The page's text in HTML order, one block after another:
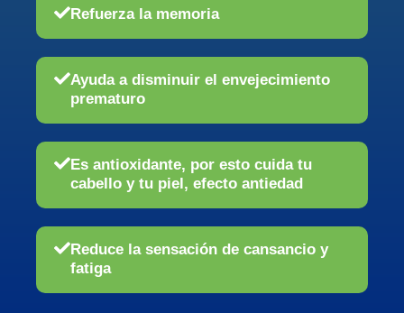
Refuerza la memoria
Ayuda a disminuir el envejecimiento
prematuro
Es antioxidante, por esto cuida tu
cabello y tu piel, efecto antiedad
Reduce la sensación de cansancio y
fatiga